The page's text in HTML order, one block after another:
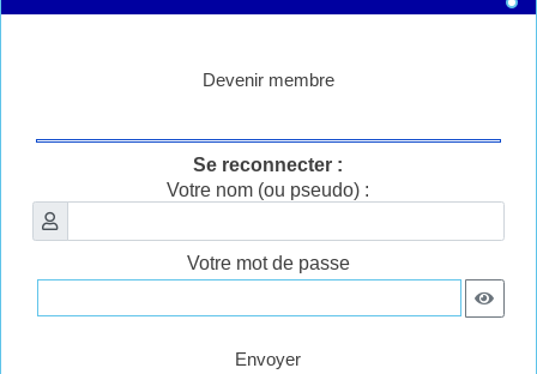
Devenir membre
Se reconnecter :
Votre nom (ou pseudo) :
Votre mot de passe
Envoyer